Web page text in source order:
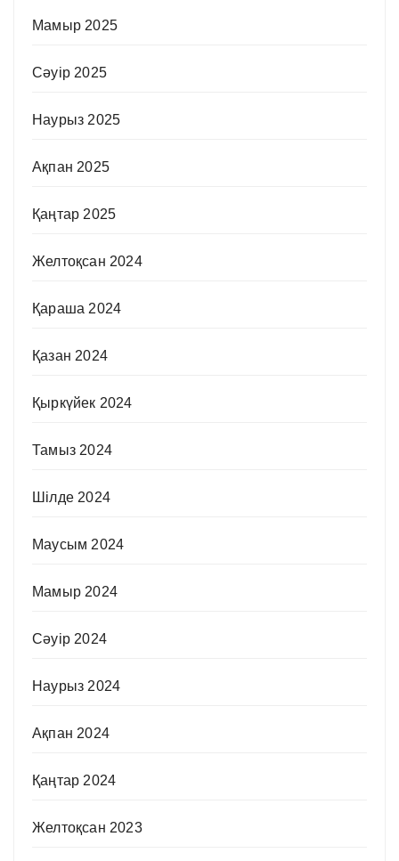
Мамыр 2025
Сәуір 2025
Наурыз 2025
Ақпан 2025
Қаңтар 2025
Желтоқсан 2024
Қараша 2024
Қазан 2024
Қыркүйек 2024
Тамыз 2024
Шілде 2024
Маусым 2024
Мамыр 2024
Сәуір 2024
Наурыз 2024
Ақпан 2024
Қаңтар 2024
Желтоқсан 2023